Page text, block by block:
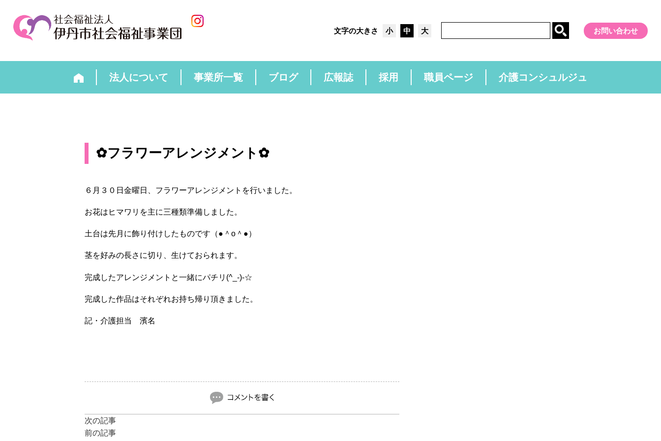
文字の大きさ 小 中 大 お問い合わせ
法人について 事業所一覧 ブログ 広報誌 採用 職員ページ 介護コンシュルジュ
✿フラワーアレンジメント✿
６月３０日金曜日、フラワーアレンジメントを行いました。
お花はヒマワリを主に三種類準備しました。
土台は先月に飾り付けしたものです（●＾o＾●）
茎を好みの長さに切り、生けておられます。
完成したアレンジメントと一緒にパチリ(^_-)-☆
完成した作品はそれぞれお持ち帰り頂きました。
記・介護担当 濱名
次の記事
前の記事